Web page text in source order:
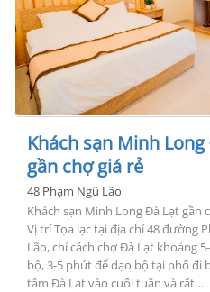
Khách sạn Minh
gần chợ giá rẻ
48 Phạm Ngũ Lão
Khách sạn Minh Long Đà Lạt gần
Vị trí Tọa lạc tại địa chỉ 48 đường
Lão, chỉ cách chợ Đà Lạt khoảng
bộ, 3-5 phút để dạo bộ tại phố đi
tâm Đà Lạt vào cuối tuần và rất…